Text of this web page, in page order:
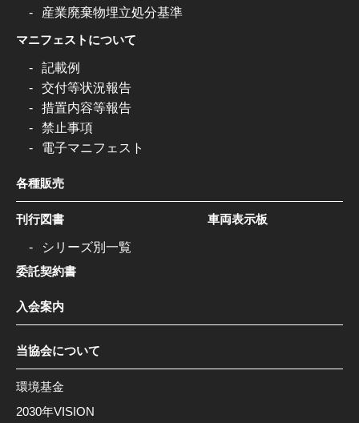
産業廃棄物埋立処分基準
マニフェストについて
記載例
交付等状況報告
措置内容等報告
禁止事項
電子マニフェスト
各種販売
刊行図書
シリーズ別一覧
委託契約書
車両表示板
入会案内
当協会について
環境基金
2030年VISION